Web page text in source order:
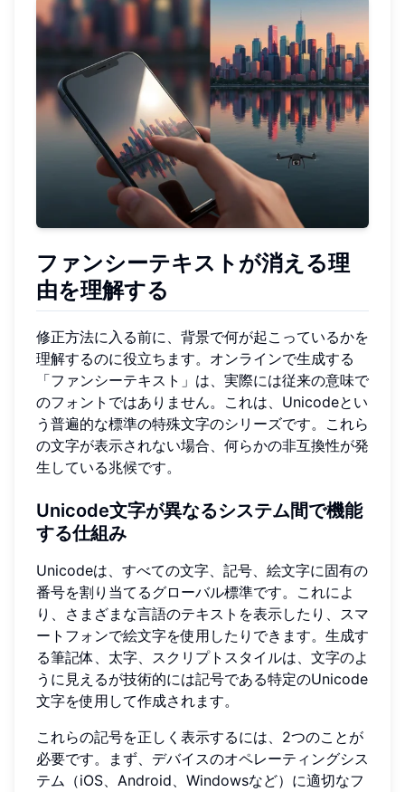
ファンシーテキストが消える理
由を理解する
修正方法に入る前に、背景で何が起こっているかを
理解するのに役立ちます。オンラインで生成する
「ファンシーテキスト」は、実際には従来の意味で
のフォントではありません。これは、Unicodeとい
う普遍的な標準の特殊文字のシリーズです。これら
の文字が表示されない場合、何らかの非互換性が発
生している兆候です。
Unicode文字が異なるシステム間で機能
する仕組み
Unicodeは、すべての文字、記号、絵文字に固有の
番号を割り当てるグローバル標準です。これによ
り、さまざまな言語のテキストを表示したり、スマ
ートフォンで絵文字を使用したりできます。生成す
る筆記体、太字、スクリプトスタイルは、文字のよ
うに見えるが技術的には記号である特定のUnicode
文字を使用して作成されます。
これらの記号を正しく表示するには、2つのことが
必要です。まず、デバイスのオペレーティングシス
テム（iOS、Android、Windowsなど）に適切なフ